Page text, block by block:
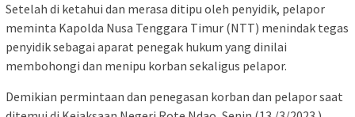
Setelah di ketahui dan merasa ditipu oleh penyidik, pelapor
meminta Kapolda Nusa Tenggara Timur (NTT) menindak tegas
penyidik sebagai aparat penegak hukum yang dinilai
membohongi dan menipu korban sekaligus pelapor.
Demikian permintaan dan penegasan korban dan pelapor saat